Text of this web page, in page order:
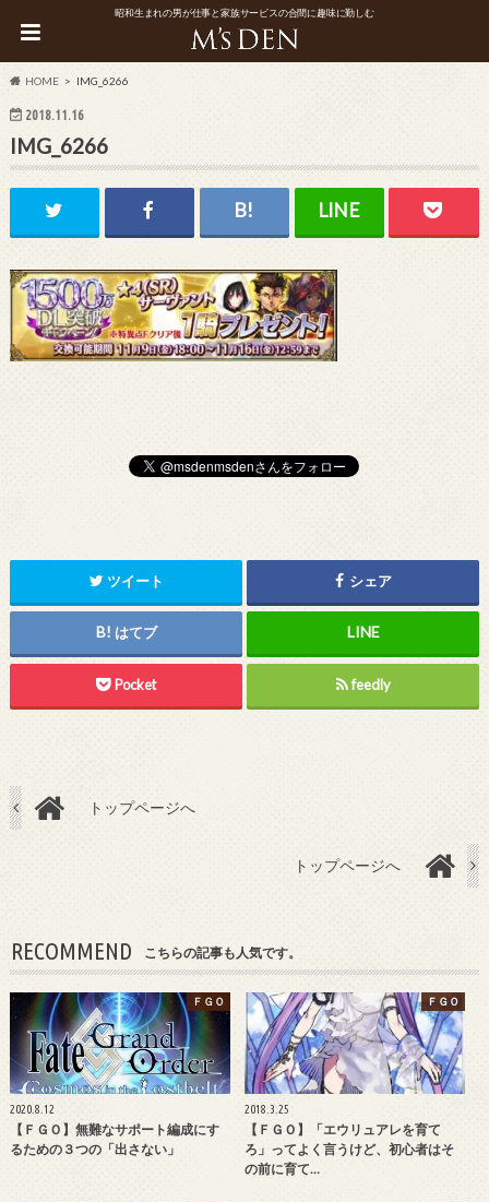
昭和生まれの男が仕事と家族サービスの合間に趣味に勤しむ
HOME IMG_6266
2018.11.16
IMG_6266
ツイート シェア
はてブ
Pocket feedly
トップページへ
トップページへ
RECOMMEND こちらの記事も人気です。
ＦＧＯ
2020.8.12
【ＦＧＯ】無難なサポート編成にす
るための３つの「出さない」
ＦＧＯ
2018.3.25
【ＦＧＯ】「エウリュアレを育て
ろ」ってよく言うけど、初心者はそ
の前に育て…